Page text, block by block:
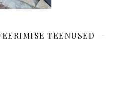
TEENUSED